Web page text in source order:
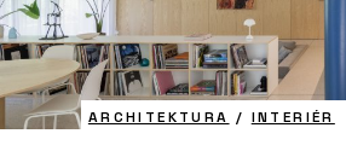
ARCHITEKTURA / INTERIÉR